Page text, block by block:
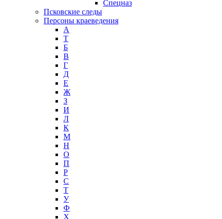
Спецназ
Псковские следы
Персоны краеведения
А
T
Б
В
Г
Д
Е
Ж
З
И
Л
К
М
Н
О
П
Р
С
Т
У
Ф
Х